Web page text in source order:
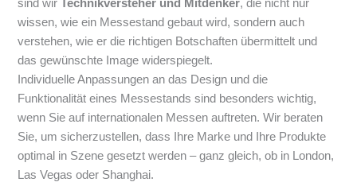
sind wir Technikversteher und Mitdenker, die nicht nur
wissen, wie ein Messestand gebaut wird, sondern auch
verstehen, wie er die richtigen Botschaften übermittelt und
das gewünschte Image widerspiegelt.
Individuelle Anpassungen an das Design und die
Funktionalität eines Messestands sind besonders wichtig,
wenn Sie auf internationalen Messen auftreten. Wir beraten
Sie, um sicherzustellen, dass Ihre Marke und Ihre Produkte
optimal in Szene gesetzt werden – ganz gleich, ob in London,
Las Vegas oder Shanghai.